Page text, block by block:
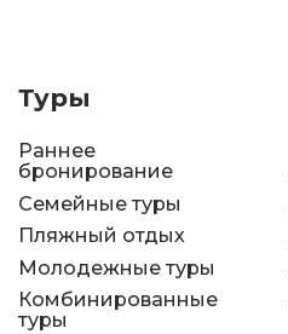
Туры
Раннее
бронирование
Семейные туры
Пляжный отдых
Молодежные туры
Комбинированные
туры